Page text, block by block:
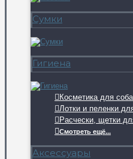
Сумки
Гигиена
Косметика для
Лотки и пеленки
Расчески, щетки
Смотреть ещё...
Аксессуары